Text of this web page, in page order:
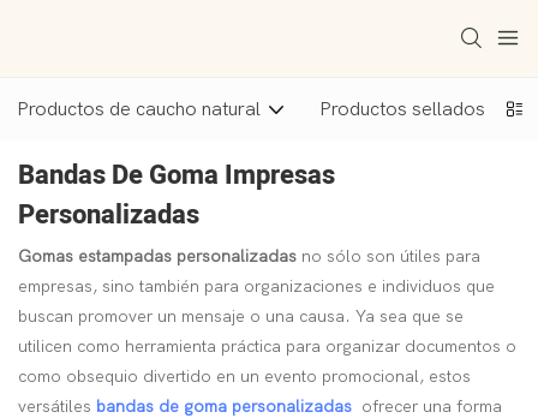
Productos de caucho natural Productos sellados
Bandas De Goma Impresas
Personalizadas
Gomas estampadas personalizadas no sólo son útiles para
empresas, sino también para organizaciones e individuos que
buscan promover un mensaje o una causa. Ya sea que se
utilicen como herramienta práctica para organizar documentos o
como obsequio divertido en un evento promocional, estos
versátiles bandas de goma personalizadas ofrecer una forma